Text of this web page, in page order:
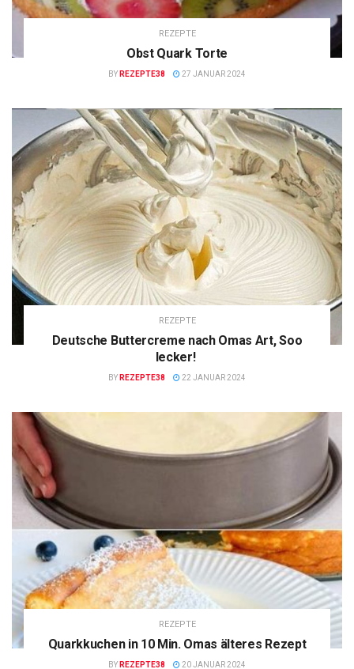
REZEPTE
Obst Quark Torte
BY REZEPTE38 27 JANUAR 2024
REZEPTE
Deutsche Buttercreme nach Omas Art, Soo
lecker!
BY REZEPTE38 22 JANUAR 2024
REZEPTE
Quarkkuchen in 10 Min. Omas älteres Rezept
BY REZEPTE38 20 JANUAR 2024